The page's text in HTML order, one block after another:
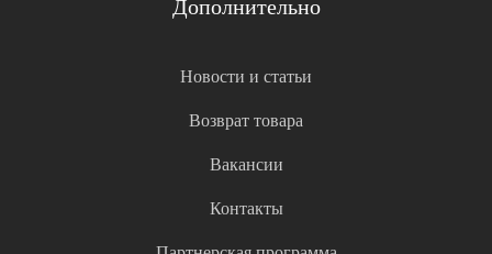
Дополнительно
Новости и статьи
Возврат товара
Вакансии
Контакты